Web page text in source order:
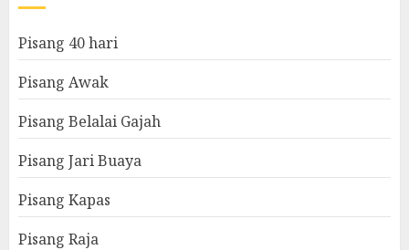
Pisang 40 hari
Pisang Awak
Pisang Belalai Gajah
Pisang Jari Buaya
Pisang Kapas
Pisang Raja